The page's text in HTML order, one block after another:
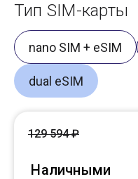
Тип SIM-карты
nano SIM + eSIM
dual eSIM
Наличными
129 594 ₽